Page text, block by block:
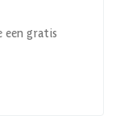
een gratis